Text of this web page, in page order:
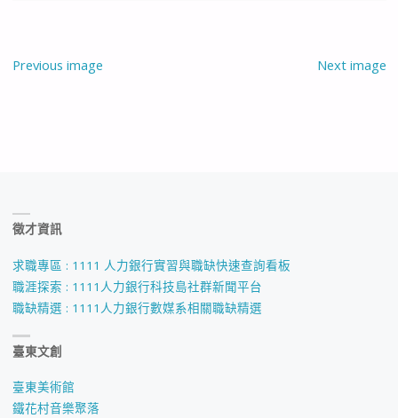
Previous image Next image
徵才資訊
求職專區 : 1111 人力銀行實習與職缺快速查詢看板
職涯探索 : 1111人力銀行科技島社群新聞平台
職缺精選 : 1111人力銀行數媒系相關職缺精選
臺東文創
臺東美術館
鐵花村音樂聚落